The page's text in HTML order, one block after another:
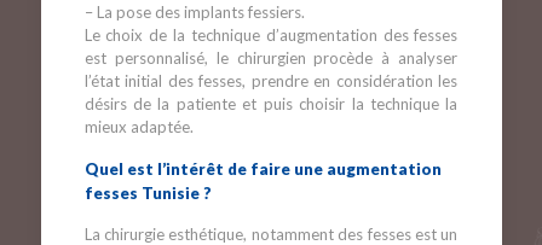
– La pose des implants fessiers.
Le choix de la technique d’augmentation des fesses
est personnalisé, le chirurgien procède à analyser
l’état initial des fesses, prendre en considération les
désirs de la patiente et puis choisir la technique la
mieux adaptée.
Quel est l’intérêt de faire une augmentation
fesses Tunisie ?
La chirurgie esthétique, notamment des fesses est un